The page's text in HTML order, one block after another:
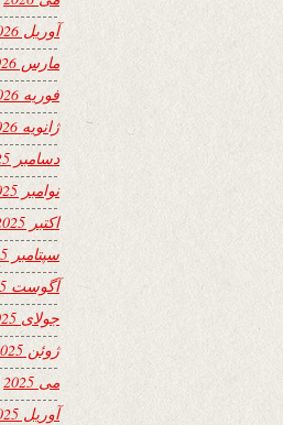
آوریل 2026
مارس 2026
فوریه 2026
ژانویه 2026
دسامبر 2025
نوامبر 2025
اکتبر 2025
سپتامبر 2025
آگوست 2025
جولای 2025
ژوئن 2025
می 2025
آوریل 2025